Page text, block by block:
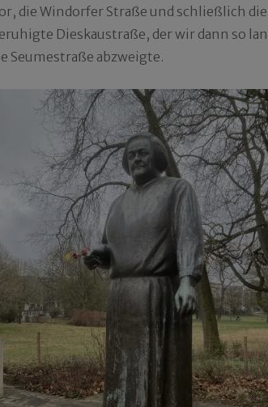
die Windorfer Straße und schließlich die
Dieskaustraße, der wir dann so
Seumestraße abzweigte.